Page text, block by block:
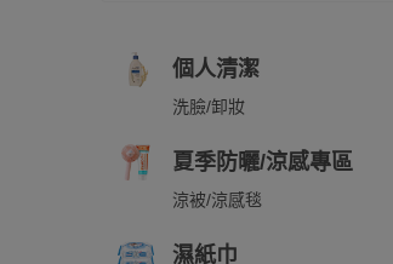
個人清潔
洗臉/卸妝
夏季防曬/涼感專區
涼被/涼感毯
濕紙巾